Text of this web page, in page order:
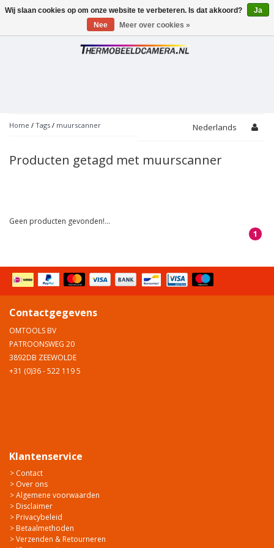
Toggle
Home / Tags / muurscanner Nederlands
Producten getagd met muurscanner
Geen producten gevonden!...
1
Contactgegevens
OMTOOLS BV
PATROONSWEG 20
3892DB ZEEWOLDE
+31 (0)36 - 522 119 5
Klantenservice
> Contact
> Over ons
> Algemene voorwaarden
> Disclaimer
> Privacybeleid
> Betaalmethoden
> Verzenden & Retourneren
Wij slaan cookies op om onze website te verbeteren. Is dat akkoord?
Ja
Nee
Meer over cookies »